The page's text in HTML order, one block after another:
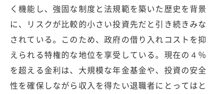
く機能し、強固な制度と法規範を築いた歴史を背景
に、リスクが比較的小さい投資先だと引き続きみな
されている。このため、政府の借り入れコストを抑
えられる特権的な地位を享受している。現在の４％
を超える金利は、大規模な年金基金や、投資の安全
性を確保しながら収入を得たい退職者にとってはと